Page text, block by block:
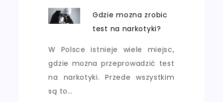
Gdzie mozna zrobic
test na narkotyki?
W Polsce istnieje wiele miejsc,
gdzie można przeprowadzić test
na narkotyki. Przede wszystkim
są to…